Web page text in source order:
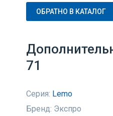
ОБРАТНО В КАТАЛОГ
71
Серия: Lemo
Бренд: Экспро